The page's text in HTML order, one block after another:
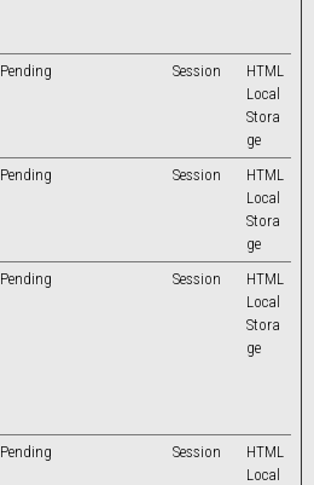
Pending Session
HTML
Local
Stora
ge
Pending Session
HTML
Local
Stora
ge
Pending Session
HTML
Local
Stora
ge
Pending Session
HTML
Local